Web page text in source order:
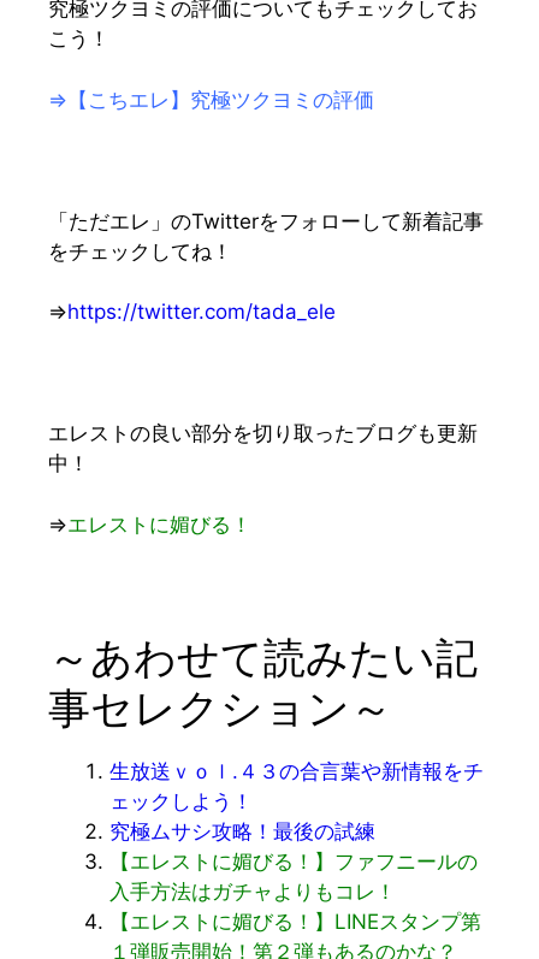
究極ツクヨミの評価についてもチェックしてお
こう！
⇒【こちエレ】究極ツクヨミの評価
「ただエレ」のTwitterをフォローして新着記事
をチェックしてね！
⇒https://twitter.com/tada_ele
エレストの良い部分を切り取ったブログも更新
中！
⇒エレストに媚びる！
～あわせて読みたい記
事セレクション～
生放送ｖｏｌ.４３の合言葉や新情報をチ
ェックしよう！
究極ムサシ攻略！最後の試練
【エレストに媚びる！】ファフニールの
入手方法はガチャよりもコレ！
【エレストに媚びる！】LINEスタンプ第
１弾販売開始！第２弾もあるのかな？